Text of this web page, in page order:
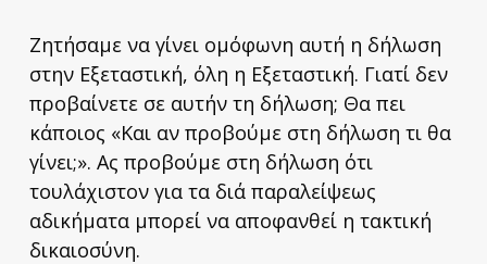
Ζητήσαμε να γίνει ομόφωνη αυτή η δήλωση
στην Εξεταστική, όλη η Εξεταστική. Γιατί δεν
προβαίνετε σε αυτήν τη δήλωση; Θα πει
κάποιος «Και αν προβούμε στη δήλωση τι θα
γίνει;». Ας προβούμε στη δήλωση ότι
τουλάχιστον για τα διά παραλείψεως
αδικήματα μπορεί να αποφανθεί η τακτική
δικαιοσύνη.